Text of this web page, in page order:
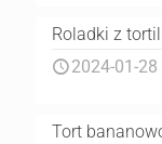
Roladki z
2024-01-28
Tort